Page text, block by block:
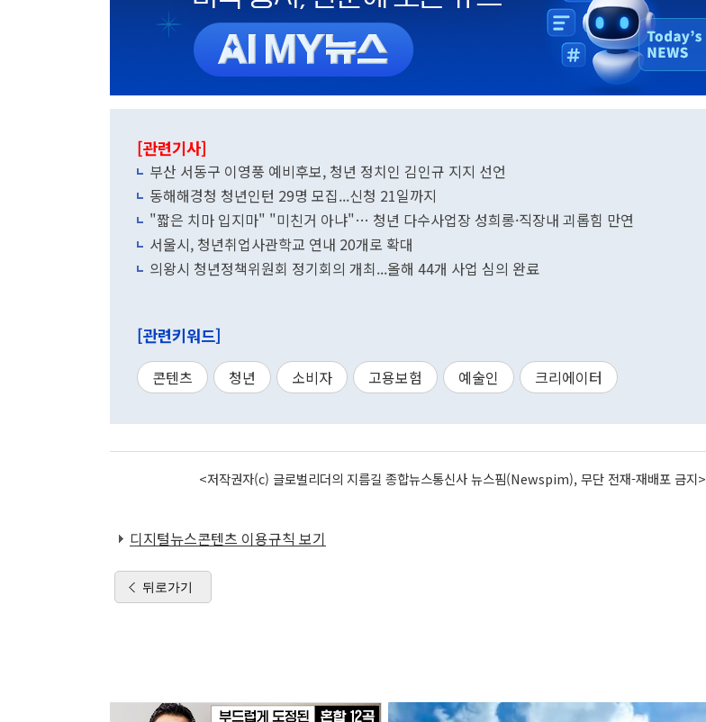
[관련기사]
부산 서동구 이영풍 예비후보, 청년 정치인 김인규 지지 선언
동해해경청 청년인턴 29명 모집...신청 21일까지
"짧은 치마 입지마" "미친거 아냐"… 청년 다수사업장 성희롱·직장내 괴롭힘 만연
서울시, 청년취업사관학교 연내 20개로 확대
의왕시 청년정책위원회 정기회의 개최...올해 44개 사업 심의 완료
[관련키워드]
콘텐츠 청년 소비자 고용보험 예술인 크리에이터
<저작권자(c) 글로벌리더의 지름길 종합뉴스통신사 뉴스핌(Newspim), 무단 전재-재배포 금지>
디지털뉴스콘텐츠 이용규칙 보기
뒤로가기